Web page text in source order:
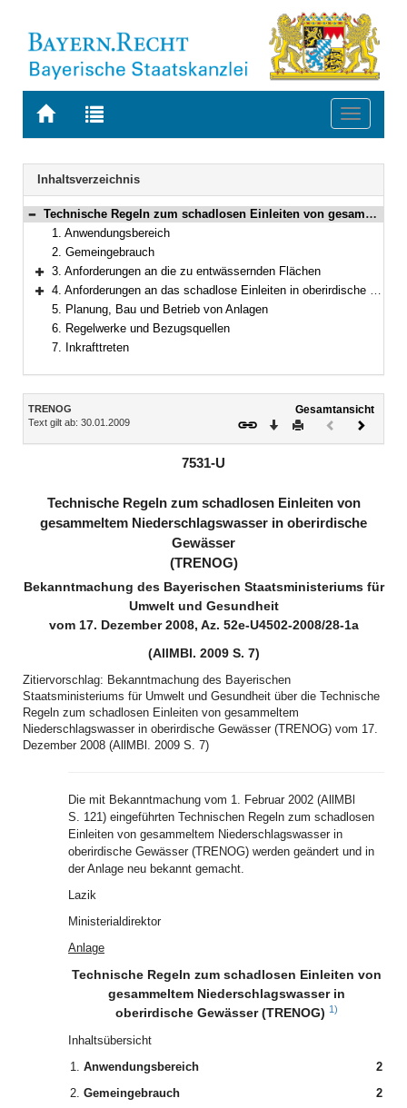
Zur
BAYERN.RECHT
Zur
letzten
Suche
Toggle
Navigation
Inhaltsverzeichnis
Bereich reduzieren
Technische Regeln zum schadlosen Einleiten von gesammeltem Niederschlagswasser in oberirdische Gewässer
1. Anwendungsbereich
2. Gemeingebrauch
Bereich erweitern
3. Anforderungen an die zu entwässernden Flächen
Bereich erweitern
4. Anforderungen an das schadlose Einleiten in oberirdische Gewässer
5. Planung, Bau und Betrieb von Anlagen
6. Regelwerke und Bezugsquellen
7. Inkrafttreten
Inhalt
TRENOG
Text gilt ab: 30.01.2009
Gesamtansicht
Download
DruckenVorheriges
7531-U
Technische Regeln zum schadlosen Einleiten von
gesammeltem Niederschlagswasser in oberirdische
Gewässer
(TRENOG)
Bekanntmachung des Bayerischen Staatsministeriums für
Umwelt und Gesundheit
vom 17. Dezember 2008, Az. 52e-U4502-2008/28-1a
(AllMBl. 2009 S. 7)
Zitiervorschlag: Bekanntmachung des Bayerischen
Staatsministeriums für Umwelt und Gesundheit über die Technische
Regeln zum schadlosen Einleiten von gesammeltem
Niederschlagswasser in oberirdische Gewässer (TRENOG) vom 17.
Dezember 2008 (AllMBl. 2009 S. 7)
Die mit Bekanntmachung vom 1. Februar 2002 (AllMBl
S. 121) eingeführten Technischen Regeln zum schadlosen
Einleiten von gesammeltem Niederschlagswasser in
oberirdische Gewässer (TRENOG) werden geändert und in
der Anlage neu bekannt gemacht.
Lazik
Ministerialdirektor
Anlage
Technische Regeln zum schadlosen Einleiten von
gesammeltem Niederschlagswasser in
oberirdische Gewässer (TRENOG) 1)
Inhaltsübersicht
1. Anwendungsbereich
2
2. Gemeingebrauch
2